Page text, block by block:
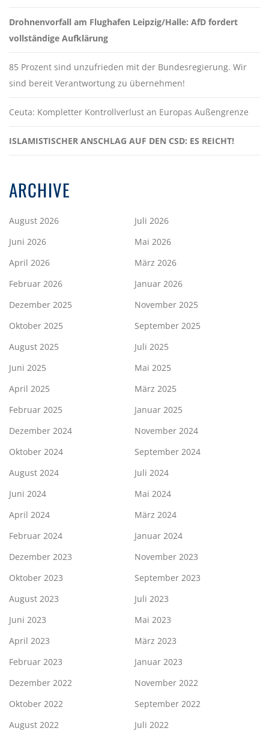
Drohnenvorfall am Flughafen Leipzig/Halle: AfD fordert
vollständige Aufklärung
85 Prozent sind unzufrieden mit der Bundesregierung. Wir
sind bereit Verantwortung zu übernehmen!
Ceuta: Kompletter Kontrollverlust an Europas Außengrenze
ISLAMISTISCHER ANSCHLAG AUF DEN CSD: ES REICHT!
ARCHIVE
August 2026
Juli 2026
Juni 2026
Mai 2026
April 2026
März 2026
Februar 2026
Januar 2026
Dezember 2025
November 2025
Oktober 2025
September 2025
August 2025
Juli 2025
Juni 2025
Mai 2025
April 2025
März 2025
Februar 2025
Januar 2025
Dezember 2024
November 2024
Oktober 2024
September 2024
August 2024
Juli 2024
Juni 2024
Mai 2024
April 2024
März 2024
Februar 2024
Januar 2024
Dezember 2023
November 2023
Oktober 2023
September 2023
August 2023
Juli 2023
Juni 2023
Mai 2023
April 2023
März 2023
Februar 2023
Januar 2023
Dezember 2022
November 2022
Oktober 2022
September 2022
August 2022
Juli 2022